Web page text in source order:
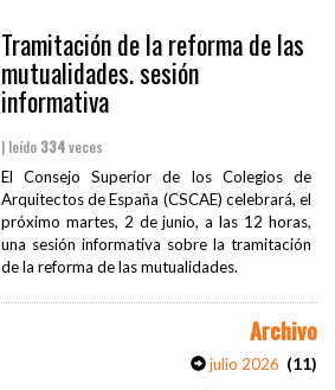
Tramitación de la reforma de las
mutualidades. sesión
informativa
| leído 334veces
El Consejo Superior de los Colegios de
Arquitectos de España (CSCAE) celebrará, el
próximo martes, 2 de junio, a las 12 horas,
una sesión informativa sobre la tramitación
de la reforma de las mutualidades.
Archivo
julio 2026 (11)